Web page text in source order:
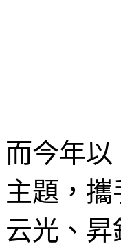
而今年以
主題，
云光、